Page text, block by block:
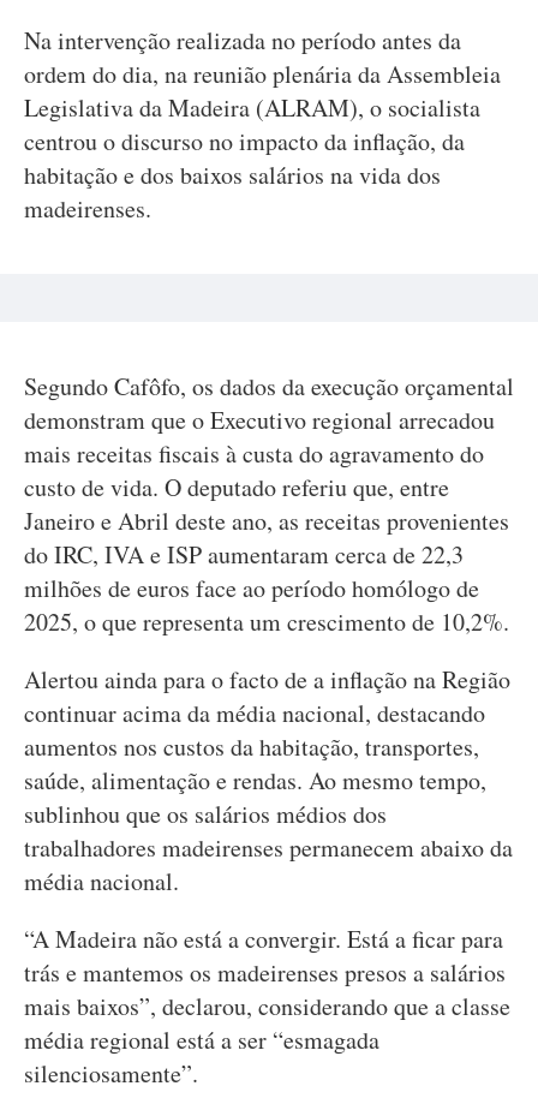
Na intervenção realizada no período antes da
ordem do dia, na reunião plenária da Assembleia
Legislativa da Madeira (ALRAM), o socialista
centrou o discurso no impacto da inflação, da
habitação e dos baixos salários na vida dos
madeirenses.
Segundo Cafôfo, os dados da execução orçamental
demonstram que o Executivo regional arrecadou
mais receitas fiscais à custa do agravamento do
custo de vida. O deputado referiu que, entre
Janeiro e Abril deste ano, as receitas provenientes
do IRC, IVA e ISP aumentaram cerca de 22,3
milhões de euros face ao período homólogo de
2025, o que representa um crescimento de 10,2%.
Alertou ainda para o facto de a inflação na Região
continuar acima da média nacional, destacando
aumentos nos custos da habitação, transportes,
saúde, alimentação e rendas. Ao mesmo tempo,
sublinhou que os salários médios dos
trabalhadores madeirenses permanecem abaixo da
média nacional.
“A Madeira não está a convergir. Está a ficar para
trás e mantemos os madeirenses presos a salários
mais baixos”, declarou, considerando que a classe
média regional está a ser “esmagada
silenciosamente”.